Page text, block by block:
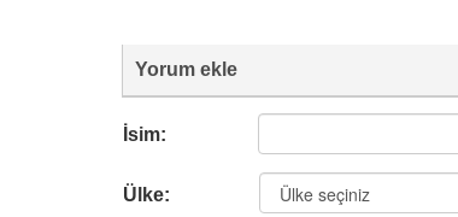
Yorum ekle
İsim:
Ülke: